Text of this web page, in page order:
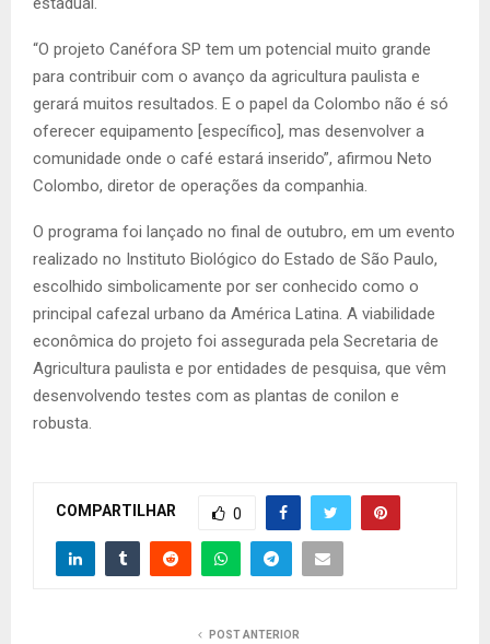
“O projeto Canéfora SP tem um potencial muito grande
para contribuir com o avanço da agricultura paulista e
gerará muitos resultados. E o papel da Colombo não é só
oferecer equipamento [específico], mas desenvolver a
comunidade onde o café estará inserido”, afirmou Neto
Colombo, diretor de operações da companhia.
O programa foi lançado no final de outubro, em um evento
realizado no Instituto Biológico do Estado de São Paulo,
escolhido simbolicamente por ser conhecido como o
principal cafezal urbano da América Latina. A viabilidade
econômica do projeto foi assegurada pela Secretaria de
Agricultura paulista e por entidades de pesquisa, que vêm
desenvolvendo testes com as plantas de conilon e
robusta.
COMPARTILHAR 0
POST ANTERIOR